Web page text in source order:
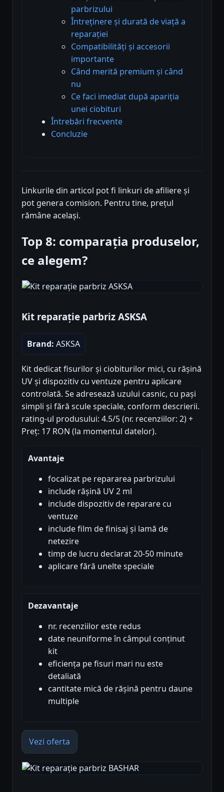
parbrizului
Întreținere și durată de viață a
reparației
Compatibilități și accesorii
importante
Când merită premium și când
nu
Ce faci imediat după apariția
unei ciobituri
Întrebări frecvente
Concluzie
Linkurile din articol pot fi linkuri de afiliere și
pot genera comision. Pentru tine, prețul
rămâne același.
Top 8: comparația produselor,
ce alegem?
Kit reparație parbriz ASKSA
Brand: ASKSA
Kit dedicat fisurilor și ciobiturilor mici, cu rășină
UV și dispozitiv cu ventuze pentru aplicare
controlată. Se adresează uzului casnic, cu pași
simpli și fără scule speciale, conform descrierii.
rating-ul produsului: 4.5/5 (nr. recenziilor: 2) +
Preț: 17 RON (la momentul datelor).
Avantaje
focalizat pe repararea parbrizului
include rășină UV 2 ml
include dispozitiv de reparare cu
ventuze
include film de finisaj și lamă de
netezire
timp de lucru declarat 20-50 minute
aplicare fără unelte speciale
Dezavantaje
nr. recenziilor este redus
date neuniforme în câmpul conținut
kit
eficiența pe fisuri mari nu este
detaliată
cantitate mică de rășină pentru daune
multiple
Vezi oferta